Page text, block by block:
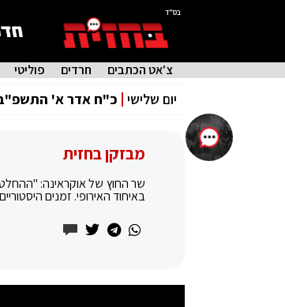
בס"ד
צ'אט הכתבים חרדים פוליטי
יום שלישי כ"ח אדר א'
מבזקן בחזית
שר החוץ של אוקראינה:
באיחוד האירופי. זמנים